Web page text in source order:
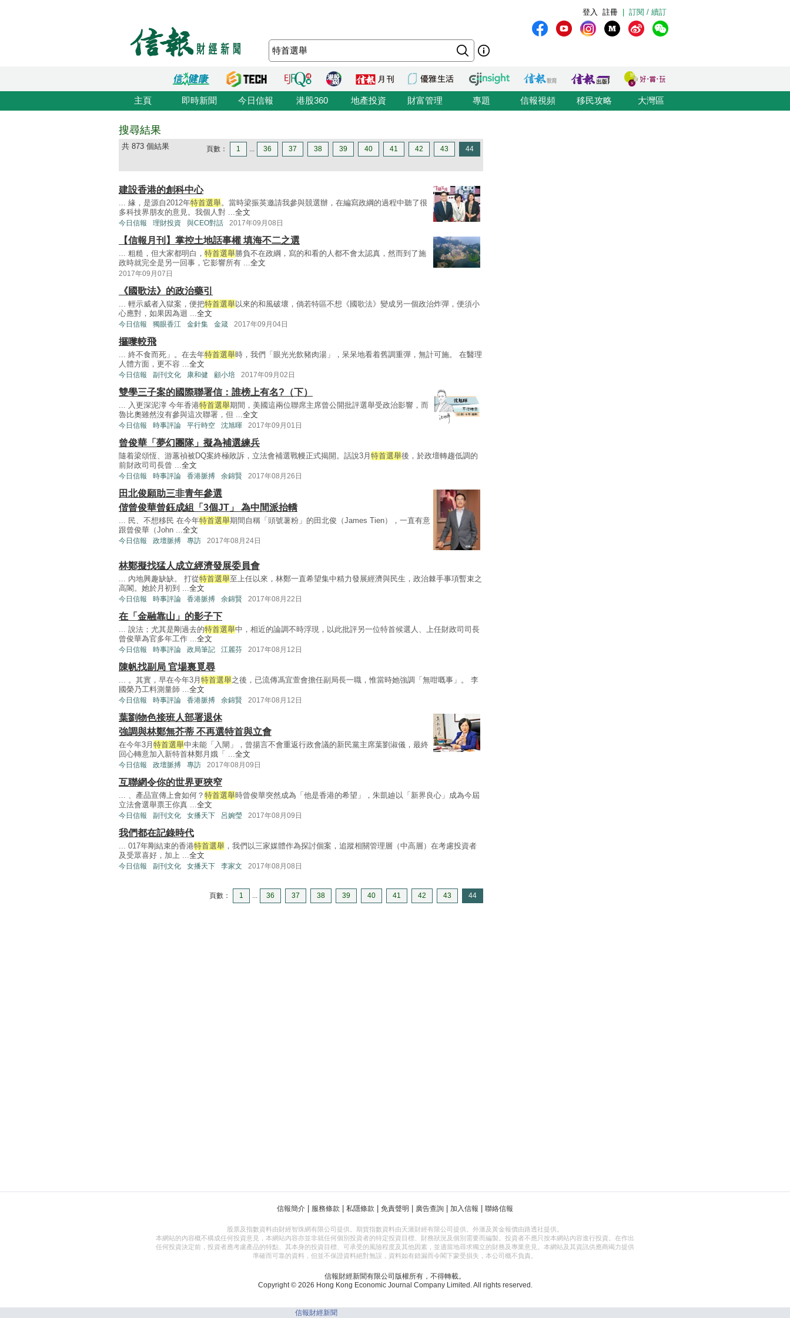
訂閱 / 續訂
註冊
登入
主頁 即時新聞 今日信報 港股360 地產投資 財富管理 專題 信報視頻 移民攻略 大灣區
搜尋結果
共 873 個結果 頁數： 1 ... 36 37 38 39 40 41 42 43 44
建設香港的創科中心
... 緣，是源自2012年特首選舉。當時梁振英邀請我參與競選辦，在編寫政綱的過程中聽了很
多科技界朋友的意見。我個人對 ...全文
今日信報 理財投資 與CEO對話 2017年09月08日
【信報月刊】掌控土地話事權 填海不二之選
... 粗糙，但大家都明白， 特首選舉勝負不在政綱，寫的和看的人都不會太認真，然而到了施
政時就完全是另一回事，它影響所有 ...全文
2017年09月07日
《國歌法》的政治藥引
... 輕示威者入獄案，便把特首選舉 以來的和風破壞，倘若特區不想《國歌法》變成另一個政治炸彈，便須小
心應對，如果因為迴 ...全文
今日信報 獨眼香江 金針集 金箴 2017年09月04日
攞嚟較飛
... 終不食而死」。在去年特首選舉時，我們「眼光光飲豬肉湯」，呆呆地看着舊調重彈，無計可施。 在醫理
人體方面，更不容 ...全文
今日信報 副刊文化 康和健 顧小培 2017年09月02日
雙學三子案的國際聯署信：誰榜上有名?（下）
... 入更深泥濘 今年香港特首選舉期間，美國這兩位聯席主席曾公開批評選舉受政治影響，而
魯比奧雖然沒有參與這次聯署，但 ...全文
今日信報 時事評論 平行時空 沈旭暉 2017年09月01日
曾俊華「夢幻團隊」擬為補選練兵
隨着梁頌恆、游蕙禎被DQ案終極敗訴，立法會補選戰幔正式揭開。話說3月 特首選舉後，於政壇轉趨低調的
前財政司司長曾 ...全文
今日信報 時事評論 香港脈搏 余錦賢 2017年08月26日
田北俊願助三非青年參選
偕曾俊華曾鈺成組「3個JT」 為中間派抬轎
... 民、不想移民 在今年特首選舉期間自稱「頭號薯粉」的田北俊（James Tien），一直有意
跟曾俊華（John ...全文
今日信報 政壇脈搏 專訪 2017年08月24日
林鄭擬找猛人成立經濟發展委員會
... 內地興趣缺缺。 打從特首選舉至上任以來，林鄭一直希望集中精力發展經濟與民生，政治棘手事項暫束之
高閣。她於月初到 ... 全文
今日信報 時事評論 香港脈搏 余錦賢 2017年08月22日
在「金融靠山」的影子下
... 說法；尤其是剛過去的特首選舉中，相近的論調不時浮現，以此批評另一位特首候選人、上任財政司司長
曾俊華為官多年工作 ... 全文
今日信報 時事評論 政局筆記 江麗芬 2017年08月12日
陳帆找副局 官場裏覓尋
... 。其實，早在今年3月 特首選舉之後，已流傳馮宜萱會擔任副局長一職，惟當時她強調「無咁嘅事」。 李
國榮乃工料測量師 ... 全文
今日信報 時事評論 香港脈搏 余錦賢 2017年08月12日
葉劉物色接班人部署退休
強調與林鄭無芥蒂 不再選特首與立會
在今年3月 特首選舉中未能「入閘」，曾揚言不會重返行政會議的新民黨主席葉劉淑儀，最終
回心轉意加入新特首林鄭月娥「 ... 全文
今日信報 政壇脈搏 專訪 2017年08月09日
互聯網令你的世界更狹窄
... 、產品宣傳上會如何？ 特首選舉時曾俊華突然成為「他是香港的希望」，朱凱廸以「新界良心」成為今屆
立法會選舉票王你真 ... 全文
今日信報 副刊文化 女播天下 呂婉瑩 2017年08月09日
我們都在記錄時代
... 017年剛結束的香港特首選舉 ，我們以三家媒體作為探討個案，追蹤相關管理層（中高層）在考慮投資者
及受眾喜好，加上 ... 全文
今日信報 副刊文化 女播天下 李家文 2017年08月08日
頁數： 1 36 37 38 39 40 41 42 43 44
信報簡介 | 服務條款 | 私隱條款 | 免責聲明 | 廣告查詢 | 加入信報 | 聯絡信報
股票及指數資料由財經智珠網有限公司提供。期貨指數資料由天滙財經有限公司提供。外滙及黃金報價由路透社提供。
本網站的內容概不構成任何投資意見，本網站內容亦並非就任何個別投資者的特定投資目標、財務狀況及個別需要而編製。投資者不應只按本網站內容進行投資。在作出
任何投資決定前，投資者應考慮產品的特點、其本身的投資目標、可承受的風險程度及其他因素，並適當地尋求獨立的財務及專業意見。本網站及其資訊供應商竭力提供
準確而可靠的資料，但並不保證資料絕對無誤，資料如有錯漏而令閣下蒙受損失，本公司概不負責。
信報財經新聞有限公司版權所有，不得轉載。
Copyright © 2026 Hong Kong Economic Journal Company Limited. All rights reserved.
信報財經新聞